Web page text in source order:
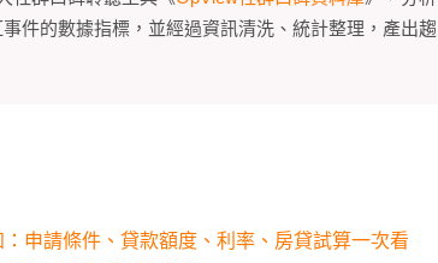
件的數據指標，並經過資訊清洗、統計整理，產出趨
申請條件、貸款額度、利率、房貸試算一次看